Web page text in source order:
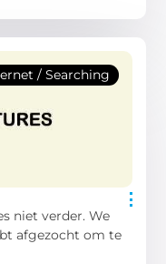
/ Searching
niet verder. We
afgezocht om te